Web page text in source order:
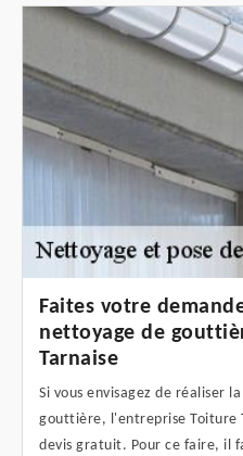
Faites votre
nettoyage de
Tarnaise
Si vous envisagez de réaliser
gouttière, l'entreprise Toiture
devis gratuit. Pour ce faire, il